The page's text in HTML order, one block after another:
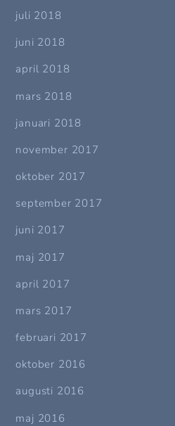
juli 2018
juni 2018
april 2018
mars 2018
januari 2018
november 2017
oktober 2017
september 2017
juni 2017
maj 2017
april 2017
mars 2017
februari 2017
oktober 2016
augusti 2016
maj 2016